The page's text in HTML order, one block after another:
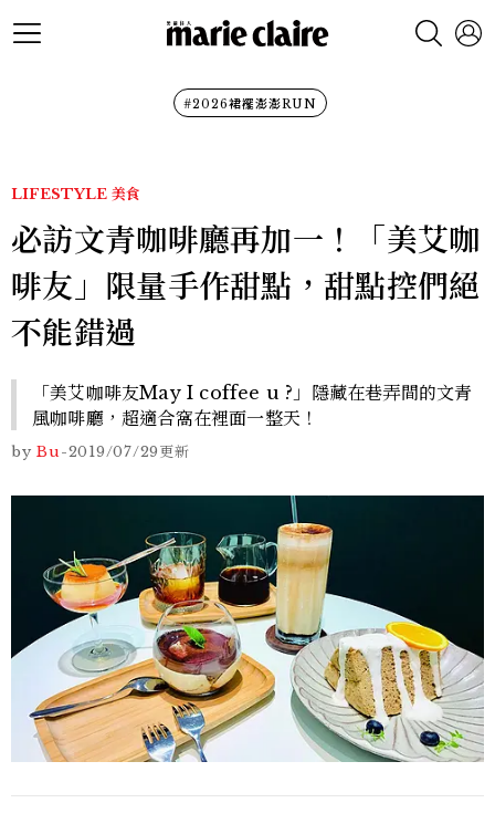
#2026裙襬澎澎RUN
LIFESTYLE 美食
必訪文青咖啡廳再加一！「美艾咖
啡友」限量手作甜點，甜點控們絕
不能錯過
「美艾咖啡友May I coffee u ?」隱藏在巷弄間的文青
風咖啡廳，超適合窩在裡面一整天！
by Bu-2019/07/29更新